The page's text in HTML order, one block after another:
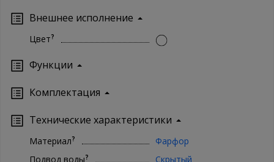
Внешнее исполнение
Цвет?
Функции
Комплектация
Технические характеристики
Материал?
Фарфор
Подвод воды? Скрытый